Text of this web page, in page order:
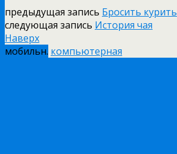
предыдущая запись Бросить курить
следующая запись История чая
Наверх
мобильн. компьютерная